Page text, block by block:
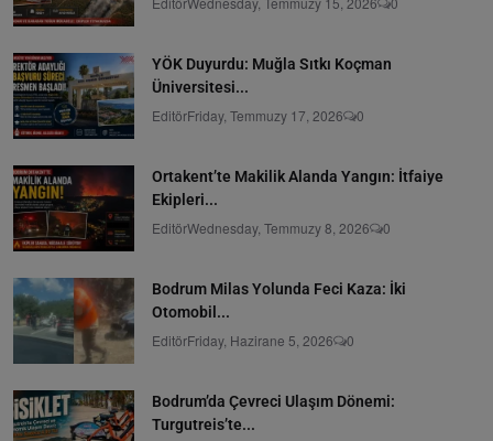
YÖK Duyurdu: Muğla Sıtkı Koçman
Üniversitesi...
EditörFriday, Temmuzy 17, 2026 0
Ortakent’te Makilik Alanda Yangın: İtfaiye
Ekipleri...
EditörWednesday, Temmuzy 8, 2026 0
Bodrum Milas Yolunda Feci Kaza: İki
Otomobil...
EditörFriday, Hazirane 5, 2026 0
Bodrum’da Çevreci Ulaşım Dönemi:
Turgutreis’te...